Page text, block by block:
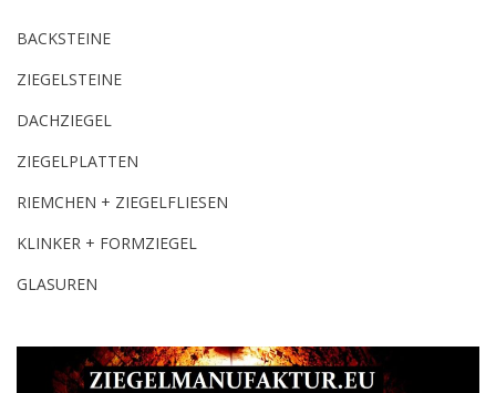
BACKSTEINE
ZIEGELSTEINE
DACHZIEGEL
ZIEGELPLATTEN
RIEMCHEN + ZIEGELFLIESEN
KLINKER + FORMZIEGEL
GLASUREN